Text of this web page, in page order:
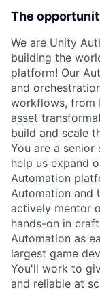
The
We are Unity
building the
platform! Our
and
workflows, from
asset
build and scale
You are a
help us expand
Automation
Automation and
actively mentor
hands-on in
Automation as
largest game
You'll work to
and reliable at